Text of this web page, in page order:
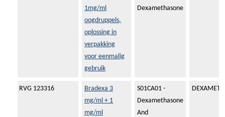
1mg/ml
oogdruppels,
oplossing in
verpakking
voor eenmalig
gebruik
Dexamethasone
RVG 123316
Bradexa 3
mg/ml + 1
mg/ml
S01CA01 -
Dexamethasone
And